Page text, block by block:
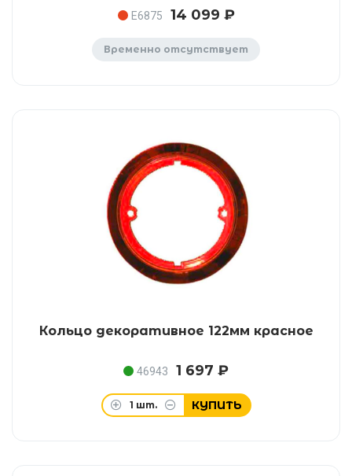
E6875 14 099 ₽
Временно отсутствует
Кольцо декоративное 122мм красное
46943 1 697 ₽
1 шт. КУПИТЬ